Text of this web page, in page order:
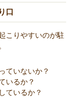
口
こりやすいのが駐
ていないか？
いるか？
ているか？